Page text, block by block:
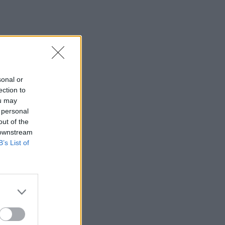
or
to
may
of the
List of
Στέφανος Τσιτσιπάς: Διακοπές στην
Ελβετία με τη νέα του σύντροφο
(photos)